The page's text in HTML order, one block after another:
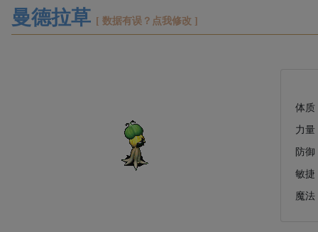
曼德拉草 [ 数据有误？点我修改 ]
体质
力量
防御
敏捷
魔法